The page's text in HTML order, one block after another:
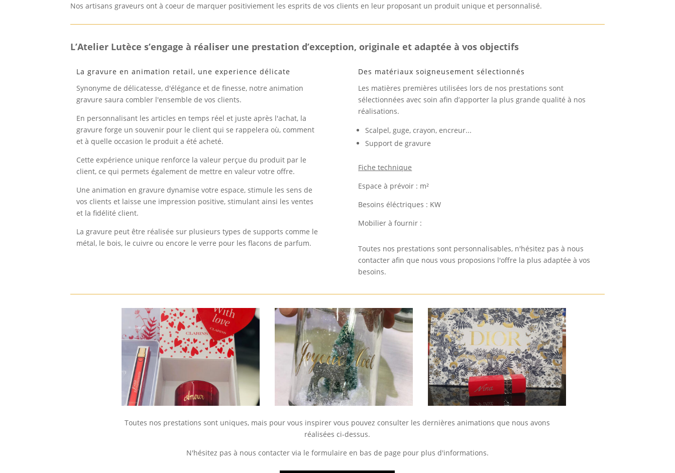
Nos artisans graveurs ont à coeur de marquer positiviement les esprits de vos clients en leur proposant un produit unique et personnalisé.
L’Atelier Lutèce s’engage à réaliser une prestation d’exception, originale et adaptée à vos objectifs
La gravure en animation retail, une experience délicate
Synonyme de délicatesse, d'élégance et de finesse, notre animation
gravure saura combler l'ensemble de vos clients.
En personnalisant les articles en temps réel et juste après l'achat, la
gravure forge un souvenir pour le client qui se rappelera où, comment
et à quelle occasion le produit a été acheté.
Cette expérience unique renforce la valeur perçue du produit par le
client, ce qui permets également de mettre en valeur votre offre.
Une animation en gravure dynamise votre espace, stimule les sens de
vos clients et laisse une impression positive, stimulant ainsi les ventes
et la fidélité client.
La gravure peut être réalisée sur plusieurs types de supports comme le
métal, le bois, le cuivre ou encore le verre pour les flacons de parfum.
Des matériaux soigneusement sélectionnés
Les matières premières utilisées lors de nos prestations sont
sélectionnées avec soin afin d’apporter la plus grande qualité à nos
réalisations.
Scalpel, guge, crayon, encreur...
Support de gravure
Fiche technique
Espace à prévoir : m²
Besoins éléctriques : KW
Mobilier à fournir :
Toutes nos prestations sont personnalisables, n'hésitez pas à nous
contacter afin que nous vous proposions l'offre la plus adaptée à vos
besoins.
Toutes nos prestations sont uniques, mais pour vous inspirer vous pouvez consulter les dernières animations que nous avons
réalisées ci-dessus.
N'hésitez pas à nous contacter via le formulaire en bas de page pour plus d'informations.